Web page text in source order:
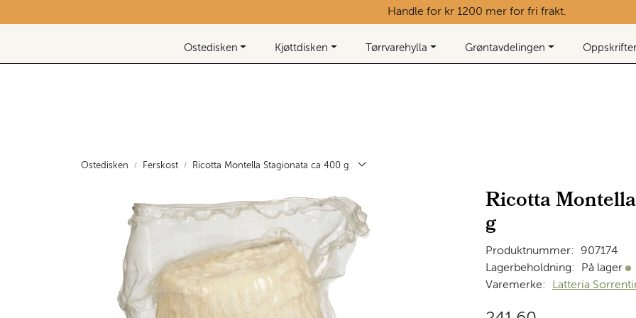
Handle for kr 1200 mer for fri frakt.
Ostedisken Kjøttdisken Tørrvarehylla Grøntavdelingen Oppskrifter
Ostedisken Ferskost Ricotta Montella Stagionata ca 400 g
Ricotta
g
Produktnummer:
907174
Lagerbeholdning:
På lager
Varemerke: Latteria